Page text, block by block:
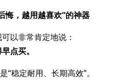
悔，越用越喜欢”的神器
以非常肯定地说：
点买。
“稳定耐用、长期高效”。